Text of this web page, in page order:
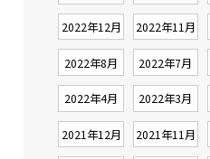
2022年12月 2022年11月
2022年8月 2022年7月
2022年4月 2022年3月
2021年12月 2021年11月